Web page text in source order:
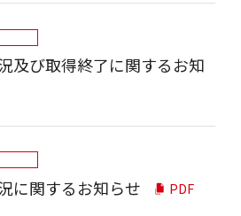
及び取得終了に関するお知
に関するお知らせ PDF